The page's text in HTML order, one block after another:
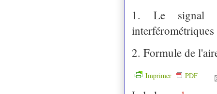
1. Le signal
2. Formule de
Imprimer PDF